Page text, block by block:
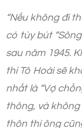
“Nếu không đi
có tùy bút
sau năm 1945.
thì Tô Hoài sẽ
nhất là “Vợ
thông, và
thôn thì ông